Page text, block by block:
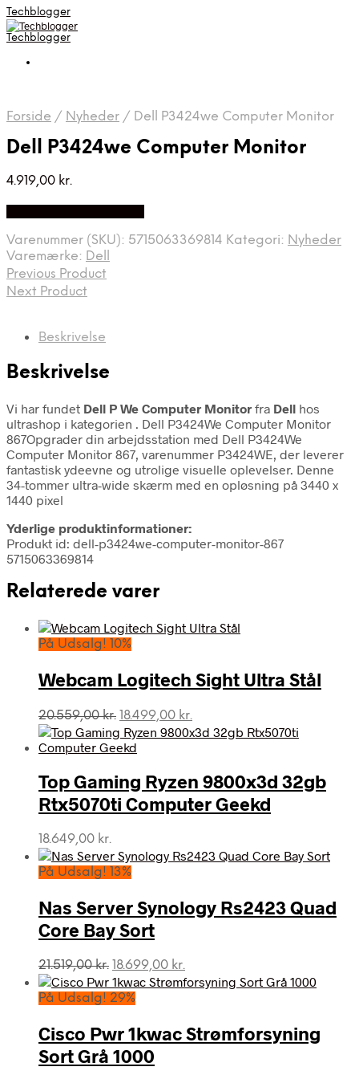
Techblogger
Techblogger
Forside / Nyheder / Dell P3424we Computer Monitor
Dell P3424we Computer Monitor
4.919,00 kr.
Varenummer (SKU): 5715063369814 Kategori: Nyheder
Varemærke: Dell
Previous Product
Next Product
Beskrivelse
Beskrivelse
Vi har fundet Dell P We Computer Monitor fra Dell hos
ultrashop i kategorien . Dell P3424We Computer Monitor
867Opgrader din arbejdsstation med Dell P3424We
Computer Monitor 867, varenummer P3424WE, der leverer
fantastisk ydeevne og utrolige visuelle oplevelser. Denne
34-tommer ultra-wide skærm med en opløsning på 3440 x
1440 pixel
Yderlige produktinformationer:
Produkt id: dell-p3424we-computer-monitor-867
5715063369814
Relaterede varer
På Udsalg! 10%
Webcam Logitech Sight Ultra Stål
20.559,00kr. Den
oprindelige
pris
20.559,00 kr..
18.499,00 kr.
aktuelle
18.499,00 kr..
Top Gaming Ryzen 9800x3d 32gb
Rtx5070ti Computer Geekd
18.649,00 kr.
På Udsalg! 13%
Nas Server Synology Rs2423 Quad
Core Bay Sort
21.519,00kr. Den
oprindelige
pris
21.519,00 kr..
18.699,00 kr.
aktuelle
18.699,00 kr..
På Udsalg! 29%
Cisco Pwr 1kwac Strømforsyning
Sort Grå 1000